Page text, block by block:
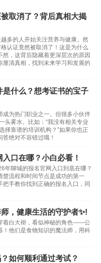
取消了？背后真相大揭
多的人开始关注营养与健康。然
认证竟然被取消了！这是为什么
，这背后隐藏着更深层次的原因
清真相，找到未来学习和发展的
什么？想考证书的宝子
为热门职业之一。但很多小伙伴
头雾水。比如：“我没有相关专业
择靠谱的培训机构？”如果你也正
绝对不容错过哦！
口在哪？小白必看！
年聊城的报名官网入口到底在哪？
流程和时间节点是成功的第一
手教你找到正确的报名入口，同
，健康生活的守护者✨!
着白大褂，看似神秘的角色——公
他们是食物知识的魔法师，用科
如何顺利通过考试？